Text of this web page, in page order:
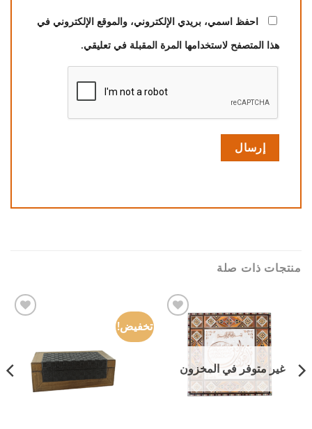
احفظ اسمي، بريدي الإلكتروني، والموقع الإلكتروني في
هذا المتصفح لاستخدامها المرة المقبلة في تعليقي.
منتجات ذات صلة
غير متوفر في المخزون
تخفيض!